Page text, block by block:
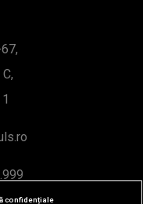
confidențiale